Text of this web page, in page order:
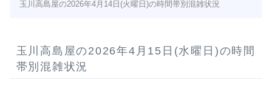
玉川高島屋の2026年4月14日(火曜日)の時間帯別混雑状況
玉川高島屋の2026年4月15日(水曜日)の時間
帯別混雑状況